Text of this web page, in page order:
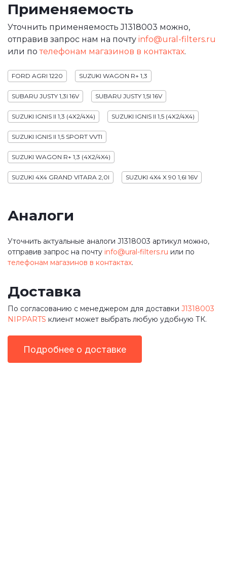
Применяемость
Уточнить применяемость J1318003 можно,
отправив запрос нам на почту info@ural-filters.ru
или потелефонам магазинов в контактах.
FORD AGRI 1220 SUZUKI WAGON R+ 1,3
SUBARU JUSTY 1,3I 16V SUBARU JUSTY 1,5I 16V
SUZUKI IGNIS II 1,3 (4X2/4X4) SUZUKI IGNIS II 1,5 (4X2/4X4)
SUZUKI IGNIS II 1,5 SPORT VVTI
SUZUKI WAGON R+ 1,3 (4X2/4X4)
SUZUKI 4X4 GRAND VITARA 2,0I SUZUKI 4X4 X 90 1,6I 16V
Аналоги
Уточнить актуальные аналоги J1318003 артикул можно,
отправив запрос на почту info@ural-filters.ru или по
телефонам магазинов в контактах.
Доставка
По согласованию с менеджером для доставки J1318003
NIPPARTS клиент может выбрать любую удобную ТК.
Подробнее о доставке